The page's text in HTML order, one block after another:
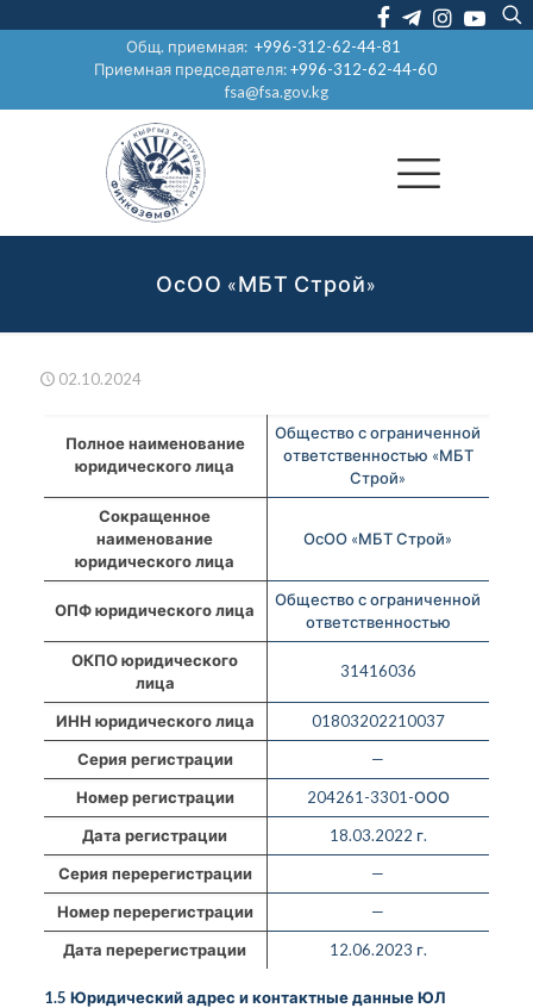
Общ. приемная:+996-312-62-44-81
Приемная председателя:+996-312-62-44-60
fsa@fsa.gov.kg
ОсОО «МБТ Строй»
02.10.2024
Полное наименование
юридического лица
Общество с ограниченной
ответственностью «МБТ
Строй»
Сокращенное
наименование
юридического лица
ОсОО «МБТ Строй»
ОПФ юридического лица
Общество с ограниченной
ответственностью
ОКПО юридического
лица
31416036
ИНН юридического лица
01803202210037
Серия регистрации
—
Номер регистрации
204261-3301-ООО
Дата регистрации
18.03.2022 г.
Серия перерегистрации
—
Номер перерегистрации
—
Дата перерегистрации
12.06.2023 г.
1.5 Юридический адрес и контактные данные ЮЛ